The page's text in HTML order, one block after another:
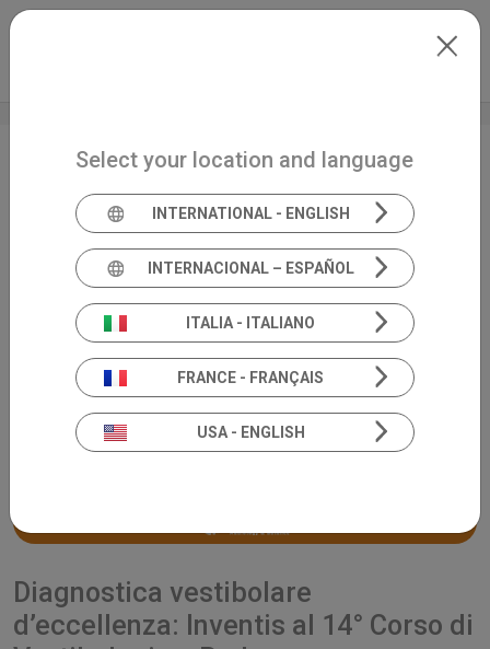
Skip to main content
Vestibologia Padova
Diagnostica vestibolare
d’eccellenza: Inventis al 14° Corso di
Select your location and language
INTERNATIONAL - ENGLISH
INTERNACIONAL – ESPAÑOL
ITALIA - ITALIANO
FRANCE - FRANÇAIS
USA - ENGLISH